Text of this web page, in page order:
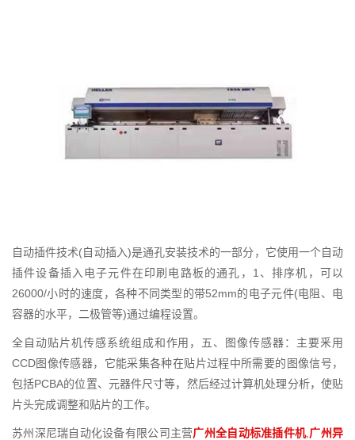
自动插件技术(自动插入)是通孔安装技术的一部分，它使用一个自动
插件设备插入电子元件在印刷电路板的通孔，1、排序机，可以
26000/小时的速度，各种不同类型的带52mm的电子元件(电阻、电
容器的水平，二极管等)通过编程设置。
全自动贴片机传感系统组成和作用，五、图像传感器：主要釆用
CCD图像传感器，它能采集各种在贴片过程中所需要的图像信号，
包括PCBA的位置、元器件尺寸等，然后经过计算机处理分析，使贴
片头完成调整和贴片的工作。
苏州深尼瑞自动化设备有限公司主营广州全自动标准插件机, 广州异